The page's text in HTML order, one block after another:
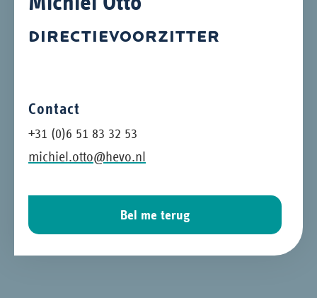
DIRECTIEVOORZITTER
Contact
+31 (0)6 51 83 32 53
michiel.otto@hevo.nl
Bel me terug